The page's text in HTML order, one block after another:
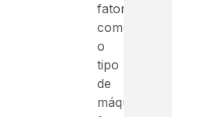
fatores,
como
o
tipo
de
máquina-